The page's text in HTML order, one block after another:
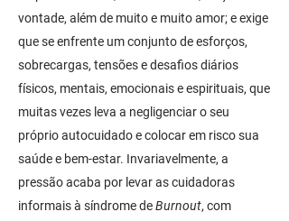
vontade, além de muito e muito amor; e exige
que se enfrente um conjunto de esforços,
sobrecargas, tensões e desafios diários
físicos, mentais, emocionais e espirituais, que
muitas vezes leva a negligenciar o seu
próprio autocuidado e colocar em risco sua
saúde e bem-estar. Invariavelmente, a
pressão acaba por levar as cuidadoras
informais à síndrome deBurnout, com